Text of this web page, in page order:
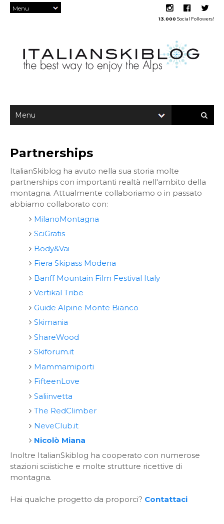
13.000 Social Followers!
Partnerships
ItalianSkiblog ha avuto nella sua storia molte
partnerships con importanti realtà nell'ambito della
montagna. Attualmente collaboriamo o in passato
abbiamo collaborato con:
MilanoMontagna
SciGratis
Body&Vai
Fiera Skipass Modena
Banff Mountain Film Festival Italy
Vertikal Tribe
Guide Alpine Monte Bianco
Skimania
ShareWood
Skiforum.it
Mammamiporti
FifteenLove
Saliinvetta
The RedClimber
NeveClub.it
Nicolò Miana
Inoltre ItalianSkiblog ha cooperato con numerose
stazioni sciistiche e molte strutture ricettive di
montagna.
Hai qualche progetto da proporci? Contattaci